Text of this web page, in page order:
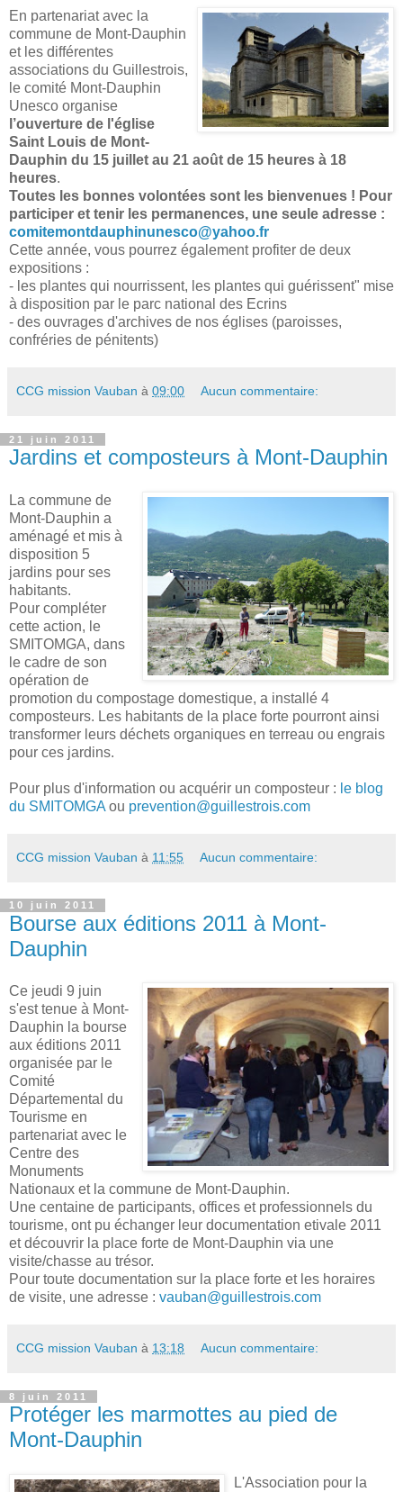
En partenariat avec la
commune de Mont-Dauphin
et les différentes
associations du Guillestrois,
le comité Mont-Dauphin
Unesco organise
l’ouverture de l'église
Saint Louis de Mont-
Dauphin du 15 juillet au 21 août de 15 heures à 18
heures.
Toutes les bonnes volontées sont les bienvenues ! Pour
participer et tenir les permanences, une seule adresse :
comitemontdauphinunesco@yahoo.fr
Cette année, vous pourrez également profiter de deux
expositions :
- les plantes qui nourrissent, les plantes qui guérissent" mise
à disposition par le parc national des Ecrins
- des ouvrages d'archives de nos églises (paroisses,
confréries de pénitents)
CCG mission Vauban à 09:00 Aucun commentaire:
21 juin 2011
Jardins et composteurs à Mont-Dauphin
La commune de
Mont-Dauphin a
aménagé et mis à
disposition 5
jardins pour ses
habitants.
Pour compléter
cette action, le
SMITOMGA, dans
le cadre de son
opération de
promotion du compostage domestique, a installé 4
composteurs. Les habitants de la place forte pourront ainsi
transformer leurs déchets organiques en terreau ou engrais
pour ces jardins.
Pour plus d'information ou acquérir un composteur : le blog
du SMITOMGA ou prevention@guillestrois.com
CCG mission Vauban à 11:55 Aucun commentaire:
10 juin 2011
Bourse aux éditions 2011 à Mont-
Dauphin
Ce jeudi 9 juin
s'est tenue à Mont-
Dauphin la bourse
aux éditions 2011
organisée par le
Comité
Départemental du
Tourisme en
partenariat avec le
Centre des
Monuments
Nationaux et la commune de Mont-Dauphin.
Une centaine de participants, offices et professionnels du
tourisme, ont pu échanger leur documentation etivale 2011
et découvrir la place forte de Mont-Dauphin via une
visite/chasse au trésor.
Pour toute documentation sur la place forte et les horaires
de visite, une adresse : vauban@guillestrois.com
CCG mission Vauban à 13:18 Aucun commentaire:
8 juin 2011
Protéger les marmottes au pied de
Mont-Dauphin
L'Association pour la